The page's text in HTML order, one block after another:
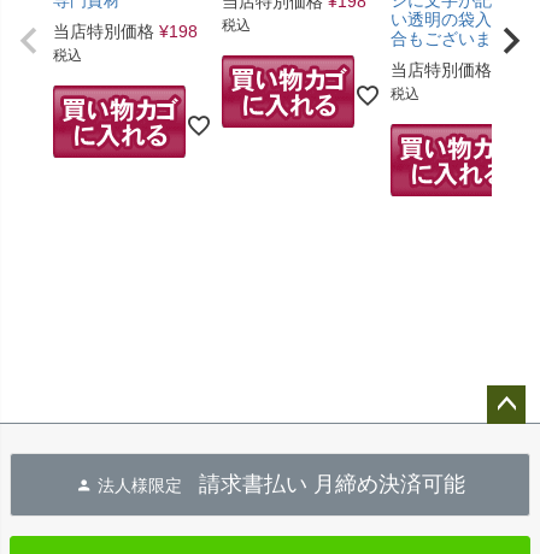
当店特別価格 ¥198
税込
税込
い透明の袋入りの
合もございます。
当店特別価格
税込
へ
法人様限定 請求書払い 月締め決済可能